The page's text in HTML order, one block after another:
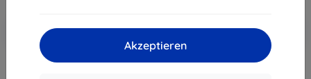
Akzeptieren
-10%
Warenkorb